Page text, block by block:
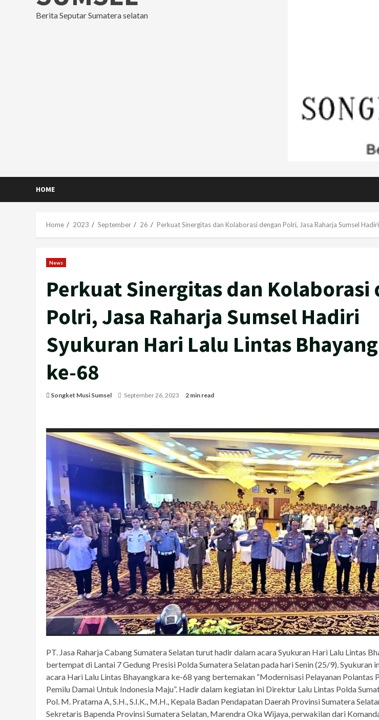
Berita Seputar Sumatera selatan
HOME
Home 2023 September 26 Perkuat Sinergitas dan Kolaborasi dengan Polri, Jasa Raharja Sumsel
News
Perkuat Sinergitas dan Kolaborasi
Polri, Jasa Raharja Sumsel Hadiri
Syukuran Hari Lalu Lintas
ke-68
Songket Musi Sumsel September 26, 2023 2 min read
PT. Jasa Raharja Cabang Sumatera Selatan turut hadir dalam acara Syukuran Hari Lalu Lintas
bertempat di Lantai 7 Gedung Presisi Polda Sumatera Selatan pada hari Senin (25/9). Syukuran
acara Hari Lalu Lintas Bhayangkara ke-68 yang bertemakan “Modernisasi Pelayanan Polantas
Pemilu Damai Untuk Indonesia Maju”. Hadir dalam kegiatan ini Direktur Lalu Lintas Polda
Pol. M. Pratama A, S.H., S.I.K., M.H., Kepala Badan Pendapatan Daerah Provinsi Sumatera
Sekretaris Bapenda Provinsi Sumatera Selatan, Marendra Oka Wijaya, perwakilan dari